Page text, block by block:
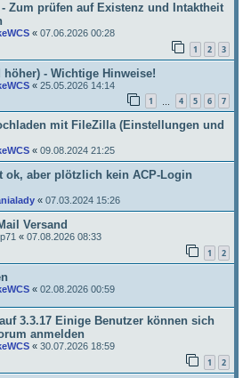
Zum prüfen auf Existenz und Intaktheit
« 07.06.2026 00:28
1 2 3
höher) - Wichtige Hinweise!
« 25.05.2026 14:14
1 4 5 6 7
mit FileZilla (Einstellungen und
« 09.08.2024 21:25
ok, aber plötzlich kein ACP-Login
« 07.03.2024 15:26
Versand
« 07.08.2026 08:33
1 2
« 02.08.2026 00:59
3.3.17 Einige Benutzer können sich
anmelden
« 30.07.2026 18:59
1 2